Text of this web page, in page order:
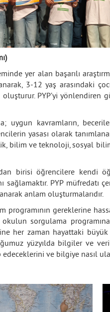
yer alan başarılı
3-12 yaş arasındaki
PYP’yi yönlendiren
uygun kavramların,
yasası olarak
bilim ve teknoloji, sosyal
birisi öğrencilere kendi
sağlamaktır. PYP müfredatı
anlam oluşturmalarıdır.
programının gereklerine
sorgulama
her zaman hayattaki
yüzyılda bilgiler ve
ve bilgiye nasıl